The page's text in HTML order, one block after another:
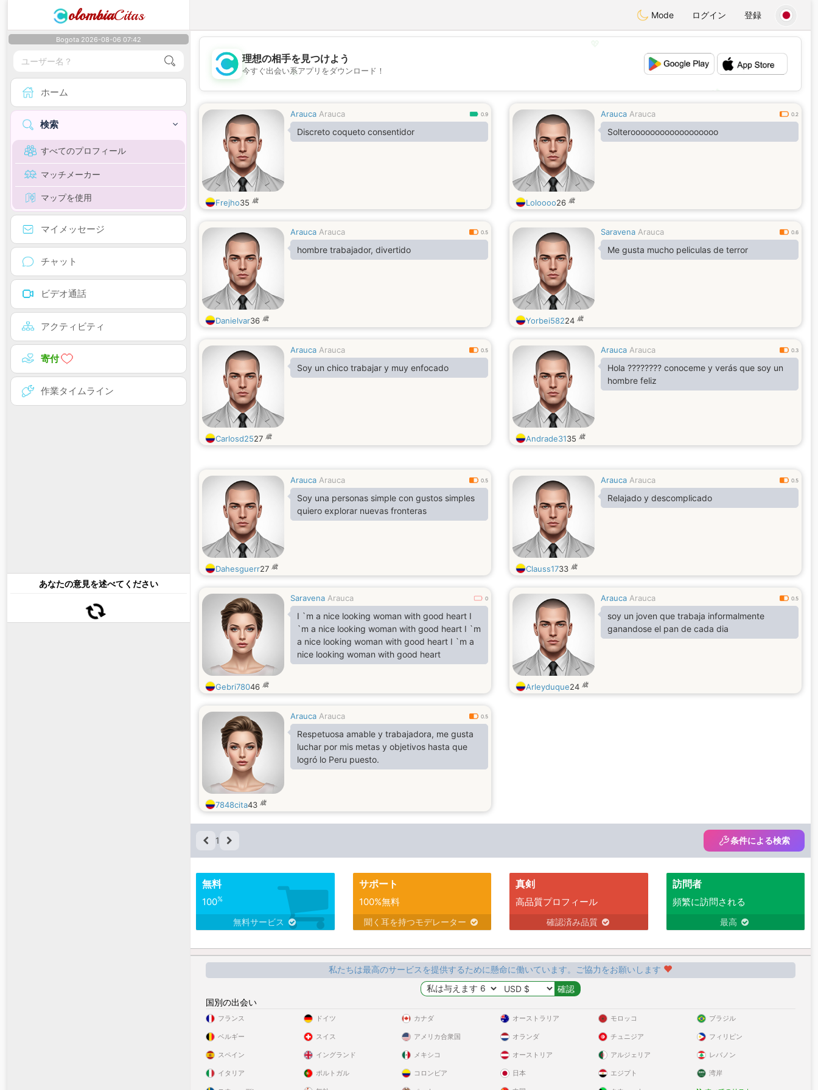
olombiaCitas Mode ログイン 登録
Bogota 2026-08-06 07:42
ホーム
検索
すべてのプロフィール
マッチメーカー
マップを使用
マイメッセージ
チャット
ビデオ通話
アクティビティ
寄付
作業タイムライン
あなたの意見を述べてください
💖
💕
理想の相手を見つけよう
今すぐ出会い系アプリをダウンロード！
Arauca Arauca 0.9
Discreto coqueto consentidor
Frejho35 歳
Arauca Arauca 0.2
Solteroooooooooooooooooo
Loloooo26 歳
Arauca Arauca 0.5
hombre trabajador, divertido
Danielvar36 歳
Saravena Arauca 0.6
Me gusta mucho peliculas de terror
Yorbei58224 歳
Arauca Arauca 0.5
Soy un chico trabajar y muy enfocado
Carlosd2527 歳
Arauca Arauca 0.3
Hola ???????? conoceme y verás que soy un
hombre feliz
Andrade3135 歳
Arauca Arauca 0.5
Soy una personas simple con gustos simples
quiero explorar nuevas fronteras
Dahesguerr27 歳
Arauca Arauca 0.5
Relajado y descomplicado
Clauss1733 歳
Saravena Arauca 0
I `m a nice looking woman with good heart I
`m a nice looking woman with good heart I `m
a nice looking woman with good heart I `m a
nice looking woman with good heart
Gebri78046 歳
Arauca Arauca 0.5
soy un joven que trabaja informalmente
ganandose el pan de cada dia
Arleyduque24 歳
Arauca Arauca 0.5
Respetuosa amable y trabajadora, me gusta
luchar por mis metas y objetivos hasta que
logró lo Peru puesto.
7848cita43 歳
1 条件による検索
無料
100%
無料サービス
サポート
100%無料
聞く耳を持つモデレーター
真剣
高品質プロフィール
確認済み品質
訪問者
頻繁に訪問される
最高
私たちは最高のサービスを提供するために懸命に働いています。ご協力をお願いします
国別の出会い
フランス
ベルギー
スペイン
イタリア
ドイツ
スイス
イングランド
ポルトガル
カナダ
アメリカ合衆国
メキシコ
コロンビア
オーストラリア
オランダ
オーストリア
日本
モロッコ
チュニジア
アルジェリア
エジプト
ブラジル
フィリピン
レバノン
湾岸